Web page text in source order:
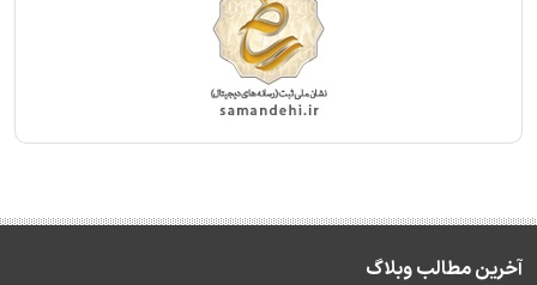
آخرین مطالب وبلاگ